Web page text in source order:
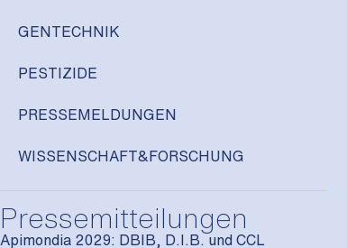
GENTECHNIK
PESTIZIDE
PRESSEMELDUNGEN
WISSENSCHAFT&FORSCHUNG
Pressemitteilungen
Apimondia 2029: DBIB, D.I.B. und CCL